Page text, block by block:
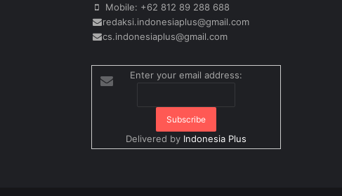
Mobile: +62 812 89 288 688
redaksi.indonesiaplus@gmail.com
cs.indonesiaplus@gmail.com
Enter your email address:
Delivered by Indonesia Plus